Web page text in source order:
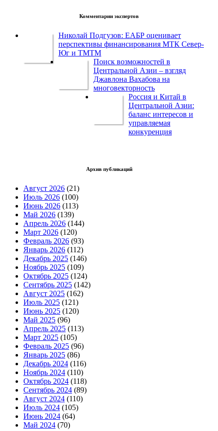
Комментарии экспертов
Николай Подгузов: ЕАБР оценивает
перспективы финансирования МТК Север-
Юг и ТМТМ
Поиск возможностей в
Центральной Азии – взгляд
Джавлона Вахабова на
многовекторность
Россия и Китай в
Центральной Азии:
баланс интересов и
управляемая
конкуренция
Архив публикаций
Август 2026 (21)
Июль 2026 (100)
Июнь 2026 (113)
Май 2026 (139)
Апрель 2026 (144)
Март 2026 (120)
Февраль 2026 (93)
Январь 2026 (112)
Декабрь 2025 (146)
Ноябрь 2025 (109)
Октябрь 2025 (124)
Сентябрь 2025 (142)
Август 2025 (162)
Июль 2025 (121)
Июнь 2025 (120)
Май 2025 (96)
Апрель 2025 (113)
Март 2025 (105)
Февраль 2025 (96)
Январь 2025 (86)
Декабрь 2024 (116)
Ноябрь 2024 (110)
Октябрь 2024 (118)
Сентябрь 2024 (89)
Август 2024 (110)
Июль 2024 (105)
Июнь 2024 (64)
Май 2024 (70)